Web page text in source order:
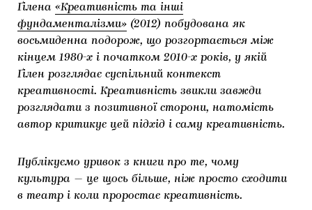
ГАЛЕРЕЇ
АРТЦЕНТРИ
КНИЖКИ І ЖУРНАЛИ
ЯК ПІДТРИМУВАТИ УКРАЇНСЬКЕ МИСТЕЦТВО
МАРІУПОЛЬСЬКІ МАРГІНАЛІЇ
CARPATHIAN CULT ПРО РІЗДВЯНІ СВЯТА
Ґілена «Креативність та інші
фундаменталізми» (2012) побудована як
восьмиденна подорож, що розгортається між
кінцем 1980-х і початком 2010-х років, у якій
Ґілен розглядає суспільний контекст
креативності. Креативність звикли завжди
розглядати з позитивної сторони, натомість
автор критикує цей підхід і саму креативність.
Публікуємо уривок з книги про те, чому
культура — це щось більше, ніж просто сходити
в театр і коли проростає креативність.